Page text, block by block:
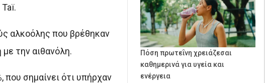
αλκοόλης που βρέθηκαν
την αιθανόλη.
σημαίνει ότι υπήρχαν
Πόση πρωτεΐνη χρειάζεσαι
καθημερινά για υγεία και
ενέργεια